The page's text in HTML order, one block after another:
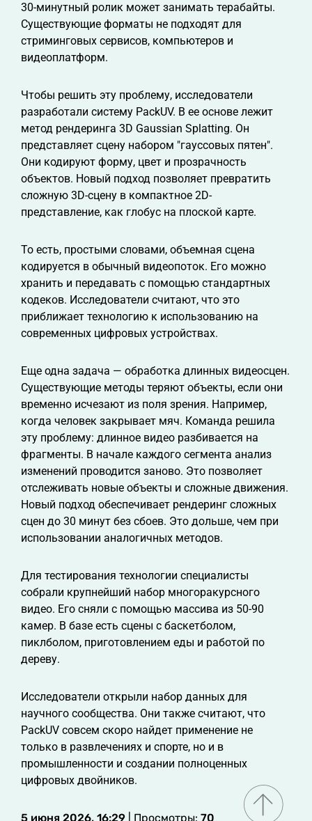
30-минутный ролик может занимать терабайты.
Существующие форматы не подходят для
стриминговых сервисов, компьютеров и
видеоплатформ.
Чтобы решить эту проблему, исследователи
разработали систему PackUV. В ее основе лежит
метод рендеринга 3D Gaussian Splatting. Он
представляет сцену набором "гауссовых пятен".
Они кодируют форму, цвет и прозрачность
объектов. Новый подход позволяет превратить
сложную 3D-сцену в компактное 2D-
представление, как глобус на плоской карте.
То есть, простыми словами, объемная сцена
кодируется в обычный видеопоток. Его можно
хранить и передавать с помощью стандартных
кодеков. Исследователи считают, что это
приближает технологию к использованию на
современных цифровых устройствах.
Еще одна задача — обработка длинных видеосцен.
Существующие методы теряют объекты, если они
временно исчезают из поля зрения. Например,
когда человек закрывает мяч. Команда решила
эту проблему: длинное видео разбивается на
фрагменты. В начале каждого сегмента анализ
изменений проводится заново. Это позволяет
отслеживать новые объекты и сложные движения.
Новый подход обеспечивает рендеринг сложных
сцен до 30 минут без сбоев. Это дольше, чем при
использовании аналогичных методов.
Для тестирования технологии специалисты
собрали крупнейший набор многоракурсного
видео. Его сняли с помощью массива из 50-90
камер. В базе есть сцены с баскетболом,
пиклболом, приготовлением еды и работой по
дереву.
Исследователи открыли набор данных для
научного сообщества. Они также считают, что
PackUV совсем скоро найдет применение не
только в развлечениях и спорте, но и в
промышленности и создании полноценных
цифровых двойников.
5 июня 2026, 16:29 | Просмотры: 70